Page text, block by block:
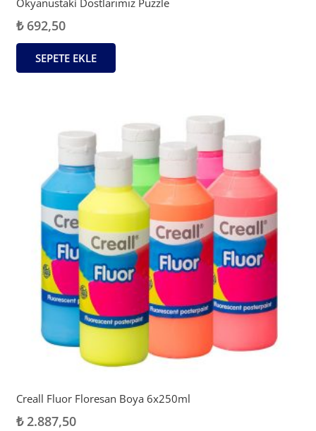
Okyanustaki Dostlarımız Puzzle
₺692,50
SEPETE EKLE
Creall Fluor Floresan Boya 6x250ml
₺2.887,50